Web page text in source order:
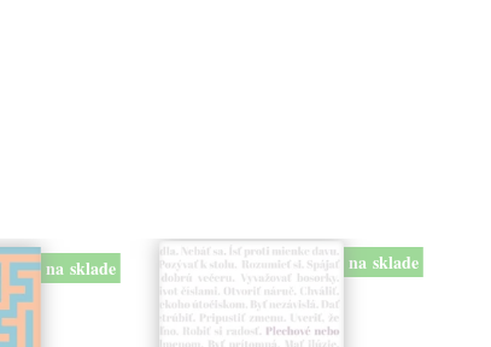
na sklade na sklade